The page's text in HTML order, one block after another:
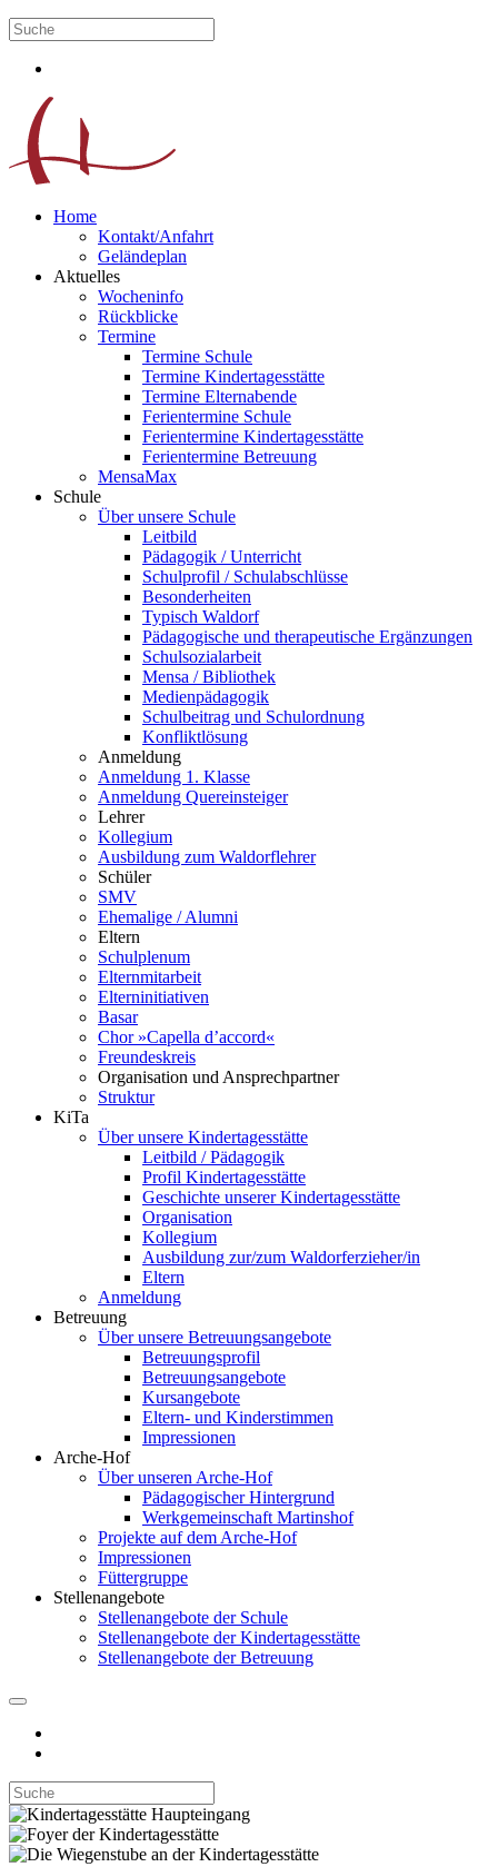
Home
Kontakt/Anfahrt
Geländeplan
Aktuelles
Wocheninfo
Rückblicke
Termine
Termine Schule
Termine Kindertagesstätte
Termine Elternabende
Ferientermine Schule
Ferientermine Kindertagesstätte
Ferientermine Betreuung
MensaMax
Schule
Über unsere Schule
Leitbild
Pädagogik / Unterricht
Schulprofil / Schulabschlüsse
Besonderheiten
Typisch Waldorf
Pädagogische und therapeutische Ergänzungen
Schulsozialarbeit
Mensa / Bibliothek
Medienpädagogik
Schulbeitrag und Schulordnung
Konfliktlösung
Anmeldung
Anmeldung 1. Klasse
Anmeldung Quereinsteiger
Lehrer
Kollegium
Ausbildung zum Waldorflehrer
Schüler
SMV
Ehemalige / Alumni
Eltern
Schulplenum
Elternmitarbeit
Elterninitiativen
Basar
Chor »Capella d’accord«
Freundeskreis
Organisation und Ansprechpartner
Struktur
KiTa
Über unsere Kindertagesstätte
Leitbild / Pädagogik
Profil Kindertagesstätte
Geschichte unserer Kindertagesstätte
Organisation
Kollegium
Ausbildung zur/zum Waldorferzieher/in
Eltern
Anmeldung
Betreuung
Über unsere Betreuungsangebote
Betreuungsprofil
Betreuungsangebote
Kursangebote
Eltern- und Kinderstimmen
Impressionen
Arche-Hof
Über unseren Arche-Hof
Pädagogischer Hintergrund
Werkgemeinschaft Martinshof
Projekte auf dem Arche-Hof
Impressionen
Füttergruppe
Stellenangebote
Stellenangebote der Schule
Stellenangebote der Kindertagesstätte
Stellenangebote der Betreuung